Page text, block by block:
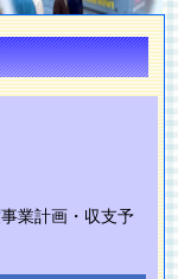
業計画・収支予